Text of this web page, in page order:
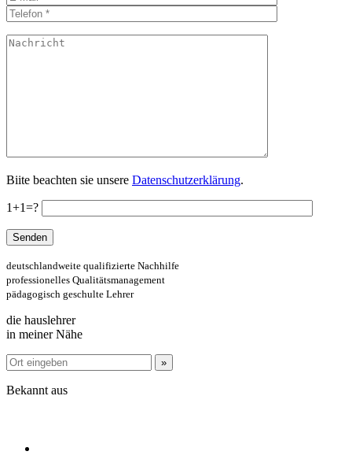
Biite beachten sie unsere Datenschutzerklärung.
1+1=?
deutschlandweite qualifizierte Nachhilfe
professionelles Qualitätsmanagement
pädagogisch geschulte Lehrer
die hauslehrer
in meiner Nähe
Bekannt aus